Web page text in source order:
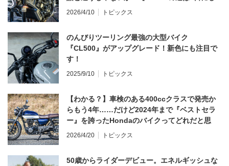
てならず／CB1000F ①第一印象 編】
2026/4/10 トピックス
のんびりツーリング最強の大型バイク
『CL500』がアップグレード！新色にも注目で
す！
2025/9/10 トピックス
【わかる？】車検のある400ccクラスで発売か
らもう4年……だけど2024年まで『ベストセラ
ー』を誇ったHondaのバイクってどれだと思
う？
2026/4/20 トピックス
50歳からライダーデビュー。エネルギッシュな